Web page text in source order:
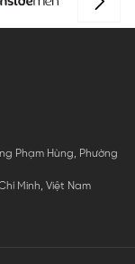
Phạm Hùng, Phường
Minh, Việt Nam